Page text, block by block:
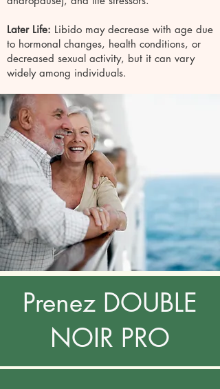
Later Life: Libido may decrease with age due
to hormonal changes, health conditions, or
decreased sexual activity, but it can vary
widely among individuals.
Prenez DOUBLE
NOIR PRO